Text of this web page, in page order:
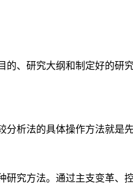
的、研究大纲和制定好的研
分析法的具体操作方法就是
研究方法。通过主支变革、